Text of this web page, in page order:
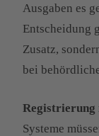
Ausgaben es
Entscheidung
Zusatz,
bei
Registrierung
Systeme